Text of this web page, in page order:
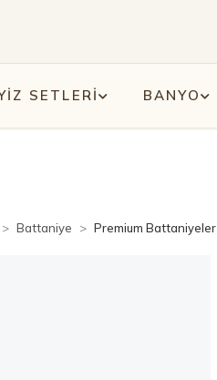
SETLERİ BANYO
Battaniye Premium Battaniyeler